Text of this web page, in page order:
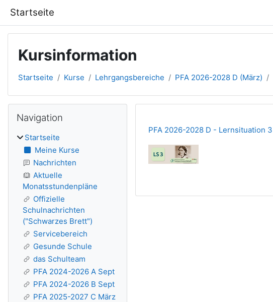
Startseite
Kursinformation
Startseite Kurse Lehrgangsbereiche PFA 2026-2028 D (März)
PFA 2026-2028 D - Lernsituation 3
Blöcke
Navigation
Startseite
Meine Kurse
Nachrichten
Aktuelle
Monatsstundenpläne
Offizielle
Schulnachrichten
("Schwarzes Brett")
Servicebereich
Gesunde Schule
das Schulteam
PFA 2024-2026 A Sept
PFA 2024-2026 B Sept
PFA 2025-2027 C März